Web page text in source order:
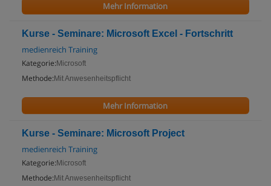
Mehr Information
Kurse - Seminare: Microsoft Excel - Fortschritt
medienreich Training
Kategorie: Microsoft
Methode: Mit Anwesenheitspflicht
Mehr Information
Kurse - Seminare: Microsoft Project
medienreich Training
Kategorie: Microsoft
Methode: Mit Anwesenheitspflicht